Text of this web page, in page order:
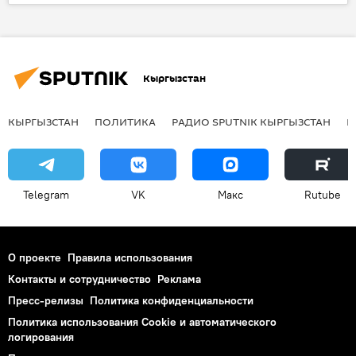
Происшествия
В мире
США
протест
беспорядкиКыргызстан
КЫРГЫЗСТАН ПОЛИТИКА РАДИО SPUTNIK КЫРГЫЗСТАН
Telegram VK Макс Rutube
О проекте Правила использования
Контакты и сотрудничество Реклама
Пресс-релизы Политика конфиденциальности
Политика использования Cookie и автоматического
логирования